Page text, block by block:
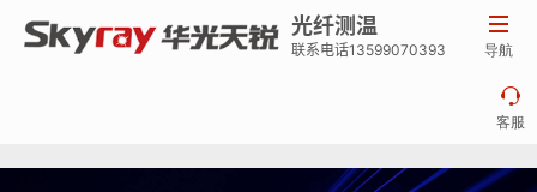
光纤测温
联系电话13599070393

导航

客服